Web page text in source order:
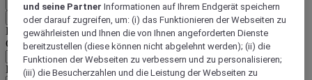
Zurück
Land und Sprache unten auswählen
Geografische Zone
Land/Region - Sprache
und seine Partner Informationen auf Ihrem Endgerät speichern
oder darauf zugreifen, um: (i) das Funktionieren der Webseiten zu
gewährleisten und Ihnen die von Ihnen angeforderten Dienste
bereitzustellen (diese können nicht abgelehnt werden); (ii) die
Funktionen der Webseiten zu verbessern und zu personalisieren;
(iii) die Besucherzahlen und die Leistung der Webseiten zu